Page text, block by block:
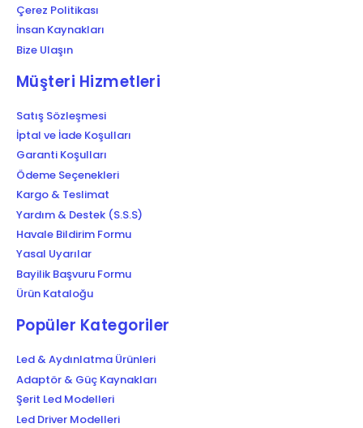
Çerez Politikası
İnsan Kaynakları
Bize Ulaşın
Müşteri Hizmetleri
Satış Sözleşmesi
İptal ve İade Koşulları
Garanti Koşulları
Ödeme Seçenekleri
Kargo & Teslimat
Yardım & Destek (S.S.S)
Havale Bildirim Formu
Yasal Uyarılar
Bayilik Başvuru Formu
Ürün Kataloğu
Popüler Kategoriler
Led & Aydınlatma Ürünleri
Adaptör & Güç Kaynakları
Şerit Led Modelleri
Led Driver Modelleri